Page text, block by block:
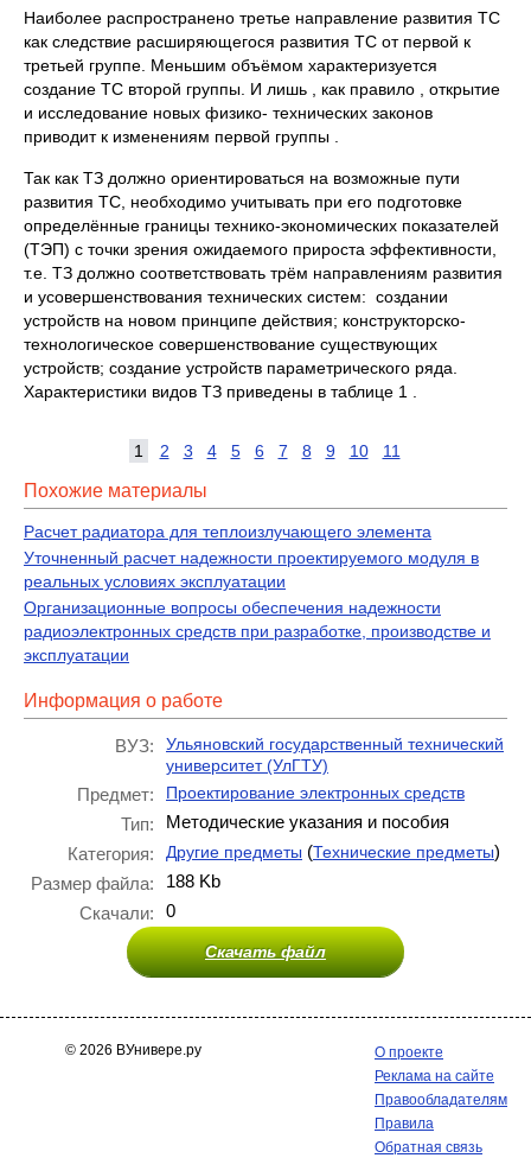
Наиболее распространено третье направление развития ТС
как следствие расширяющегося развития ТС от первой к
третьей группе. Меньшим объёмом характеризуется
создание ТС второй группы. И лишь , как правило , открытие
и исследование новых физико- технических законов
приводит к изменениям первой группы .
Так как ТЗ должно ориентироваться на возможные пути
развития ТС, необходимо учитывать при его подготовке
определённые границы технико-экономических показателей
(ТЭП) с точки зрения ожидаемого прироста эффективности,
т.е. ТЗ должно соответствовать трём направлениям развития
и усовершенствования технических систем: создании
устройств на новом принципе действия; конструкторско-
технологическое совершенствование существующих
устройств; создание устройств параметрического ряда.
Характеристики видов ТЗ приведены в таблице 1 .
1 2 3 4 5 6 7 8 9 10 11
Похожие материалы
Расчет радиатора для теплоизлучающего элемента
Уточненный расчет надежности проектируемого модуля в
реальных условиях эксплуатации
Организационные вопросы обеспечения надежности
радиоэлектронных средств при разработке, производстве и
эксплуатации
Информация о работе
ВУЗ:
Ульяновский государственный технический
университет (УлГТУ)
Предмет: Проектирование электронных средств
Тип:
Методические указания и пособия
Категория:
Другие предметы (Технические предметы)
Размер файла:
188 Kb
Скачали:
0
Скачать файл
© 2026 ВУнивере.ру
О проекте
Реклама на сайте
Правообладателям
Правила
Обратная связь